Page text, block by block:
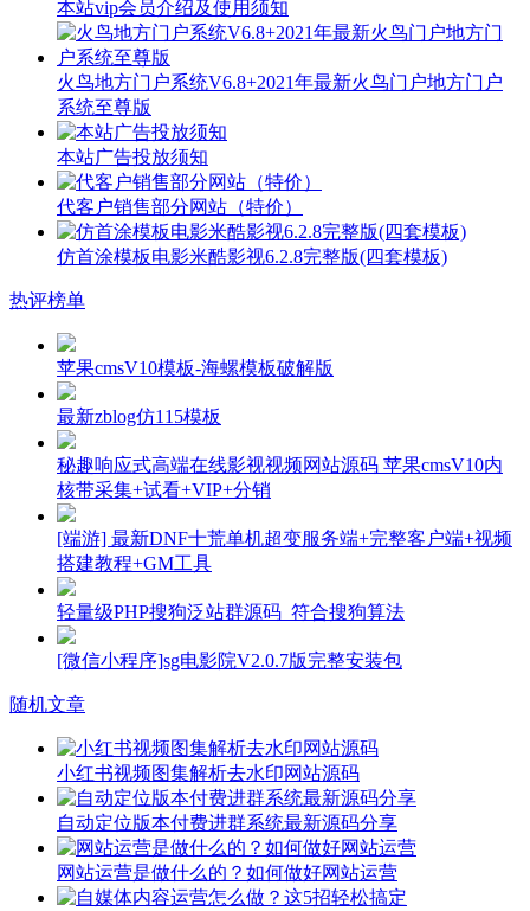
本站vip会员介绍及使用须知
火鸟地方门户系统V6.8+2021年最新火鸟门户地方门户
系统至尊版
本站广告投放须知
代客户销售部分网站（特价）
仿首涂模板电影米酷影视6.2.8完整版(四套模板)
热评榜单
苹果cmsV10模板-海螺模板破解版
最新zblog仿115模板
秘趣响应式高端在线影视视频网站源码 苹果cmsV10内
核带采集+试看+VIP+分销
[端游] 最新DNF十荒单机超变服务端+完整客户端+视频
搭建教程+GM工具
轻量级PHP搜狗泛站群源码_符合搜狗算法
[微信小程序]sg电影院V2.0.7版完整安装包
随机文章
小红书视频图集解析去水印网站源码
自动定位版本付费进群系统最新源码分享
网站运营是做什么的？如何做好网站运营